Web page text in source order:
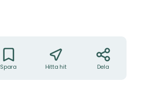
Spara Hitta hit Dela